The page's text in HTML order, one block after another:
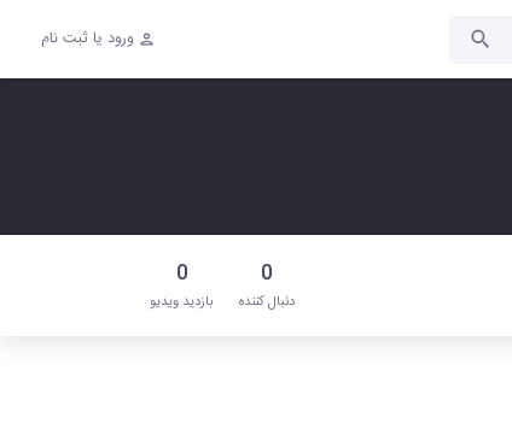
ورود یا ثبت نام
0
دنبال‌ کننده
0
بازدید ویدیو